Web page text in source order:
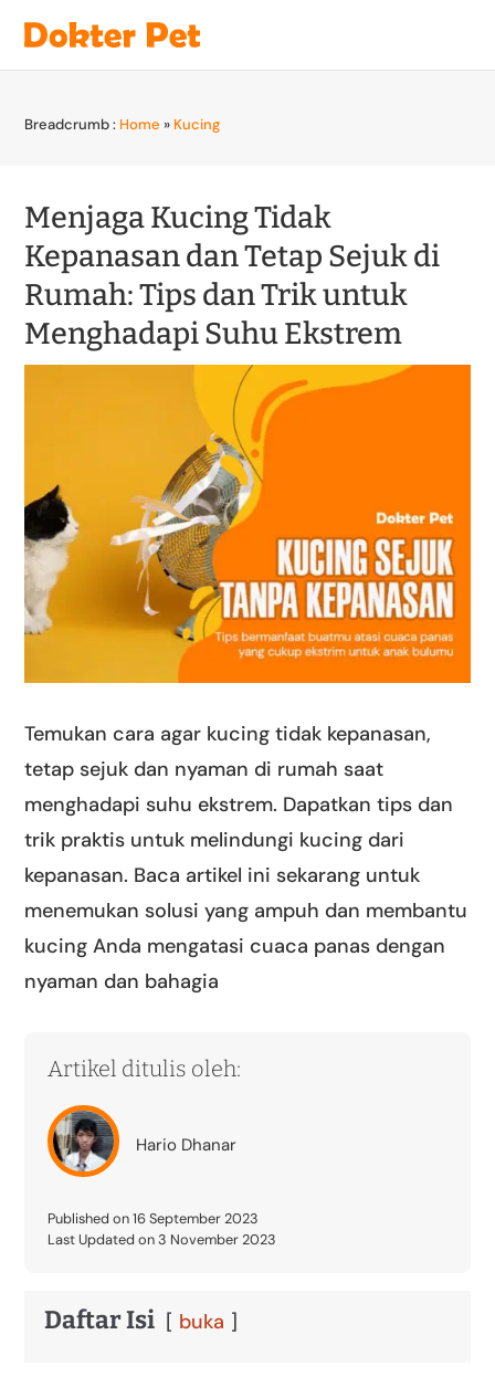
Breadcrumb : Home » Kucing
Menjaga Kucing Tidak
Kepanasan dan Tetap Sejuk di
Rumah: Tips dan Trik untuk
Menghadapi Suhu Ekstrem
Temukan cara agar kucing tidak kepanasan,
tetap sejuk dan nyaman di rumah saat
menghadapi suhu ekstrem. Dapatkan tips dan
trik praktis untuk melindungi kucing dari
kepanasan. Baca artikel ini sekarang untuk
menemukan solusi yang ampuh dan membantu
kucing Anda mengatasi cuaca panas dengan
nyaman dan bahagia
Artikel ditulis oleh:
Hario Dhanar
Published on 16 September 2023
Last Updated on 3 November 2023
Daftar Isi buka